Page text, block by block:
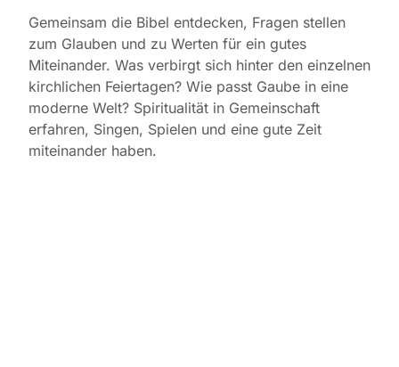
Gemeinsam die Bibel entdecken, Fragen stellen
zum Glauben und zu Werten für ein gutes
Miteinander. Was verbirgt sich hinter den einzelnen
kirchlichen Feiertagen? Wie passt Gaube in eine
moderne Welt? Spiritualität in Gemeinschaft
erfahren, Singen, Spielen und eine gute Zeit
miteinander haben.